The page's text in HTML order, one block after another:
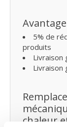
5% de
produits
Livraison
Livraison
chaleur